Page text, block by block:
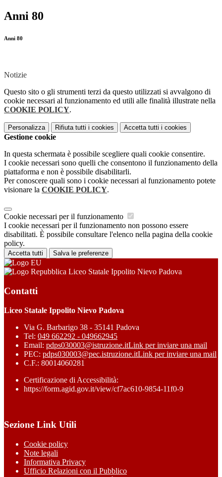
Anni 80
Anni 80
Notizie
Questo sito o gli strumenti terzi da questo utilizzati si avvalgono di
cookie necessari al funzionamento ed utili alle finalità illustrate nella
COOKIE POLICY.
Personalizza Rifiuta tutti i cookies Accetta tutti i cookies
Gestione cookie
In questa schermata è possibile scegliere quali cookie consentire.
I cookie necessari sono quelli che consentono il funzionamento della
piattaforma e non è possibile disabilitarli.
Per conoscere quali sono i cookie necessari al funzionamento potete
visionare la COOKIE POLICY.
Cookie necessari per il funzionamento
I cookie necessari per il funzionamento non possono essere
disabilitati. È possibile consultare l'elenco nella pagina della cookie
policy.
Accetta tutti Salva le preferenze
Liceo Statale Ippolito Nievo Padova
Contatti
Liceo Statale Ippolito Nievo Padova
Via G. Barbarigo 38 - 35141 Padova
Tel: 049 662292 - 049662945
Email: pdps030003@istruzione.itLink per inviare una mail
PEC: pdps030003@pec.istruzione.itLink per inviare una mail
C.F.: 80014060281
Certificazione di Accessibilità:
https://form.agid.gov.it/view/cf7ac610-9854-11f0-9
Sezione Link Utili
Cookie policy
Note legali
Informativa Privacy
Ufficio Relazioni con il Pubblico